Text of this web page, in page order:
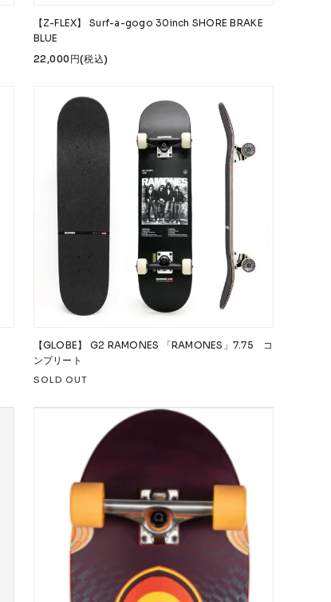
【Z-FLEX】 Surf-a-gogo 30inch SHORE BRAKE
BLUE
22,000円(税込)
【GLOBE】 G2 RAMONES 「RAMONES」7.75 コ
ンプリート
SOLD OUT